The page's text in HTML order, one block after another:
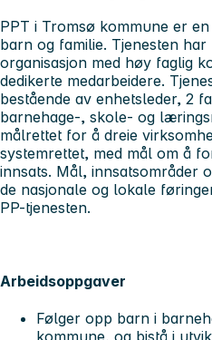
PPT i Tromsø kommune er
barn og familie. Tjenesten
organisasjon med høy faglig
dedikerte medarbeidere.
bestående av enhetsleder, 2
barnehage-, skole- og
målrettet for å dreie
systemrettet, med mål om å
innsats. Mål, innsatsområder
de nasjonale og lokale
PP-tjenesten.
Arbeidsoppgaver
Følger opp barn i